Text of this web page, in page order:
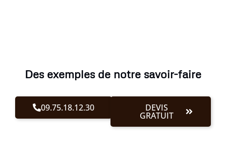
Des exemples de notre savoir-faire
09.75.18.12.30 DEVIS
GRATUIT